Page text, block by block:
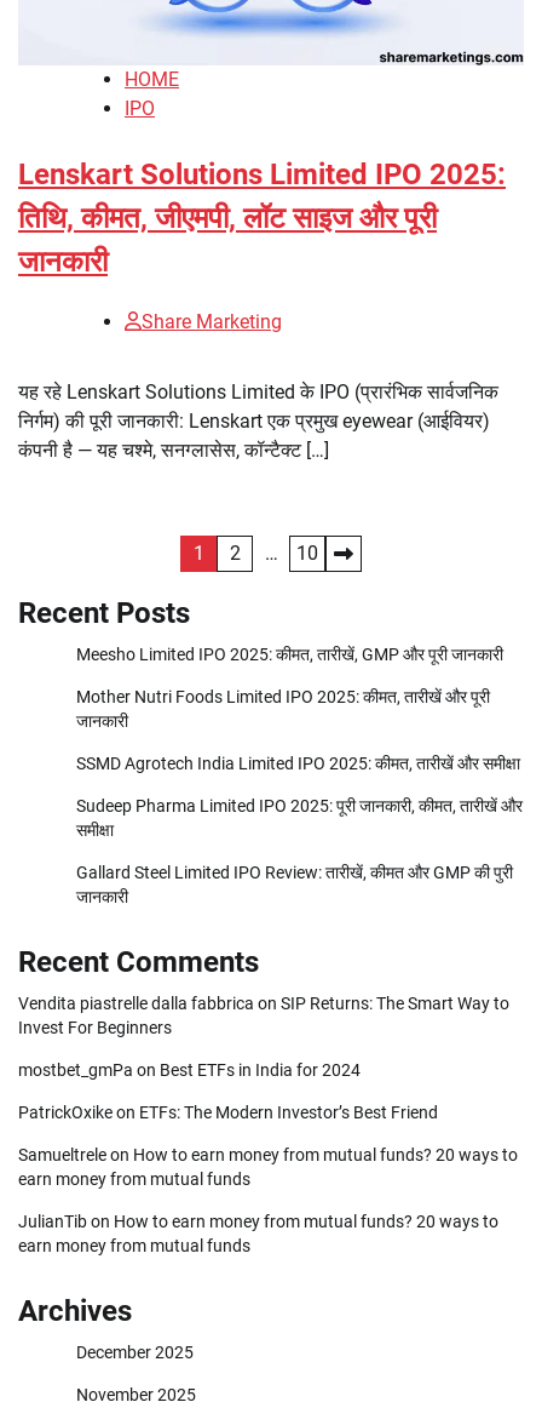
HOME
IPO
Lenskart Solutions Limited IPO 2025:
तिथि, कीमत, जीएमपी, लॉट साइज और पूरी
जानकारी
Share Marketing
यह रहे Lenskart Solutions Limited के IPO (प्रारंभिक सार्वजनिक
निर्गम) की पूरी जानकारी: Lenskart एक प्रमुख eyewear (आईवियर)
कंपनी है — यह चश्मे, सनग्लासेस, कॉन्टैक्ट […]
pagination
1 2 … 10
Recent Posts
Meesho Limited IPO 2025: कीमत, तारीखें, GMP और पूरी जानकारी
Mother Nutri Foods Limited IPO 2025: कीमत, तारीखें और पूरी
जानकारी
SSMD Agrotech India Limited IPO 2025: कीमत, तारीखें और समीक्षा
Sudeep Pharma Limited IPO 2025: पूरी जानकारी, कीमत, तारीखें और
समीक्षा
Gallard Steel Limited IPO Review: तारीखें, कीमत और GMP की पुरी
जानकारी
Recent Comments
Vendita piastrelle dalla fabbrica on SIP Returns: The Smart Way to
Invest For Beginners
mostbet_gmPa on Best ETFs in India for 2024
PatrickOxikeon ETFs: The Modern Investor’s Best Friend
Samueltreleon How to earn money from mutual funds? 20 ways to
earn money from mutual funds
JulianTibon How to earn money from mutual funds? 20 ways to
earn money from mutual funds
Archives
December 2025
November 2025